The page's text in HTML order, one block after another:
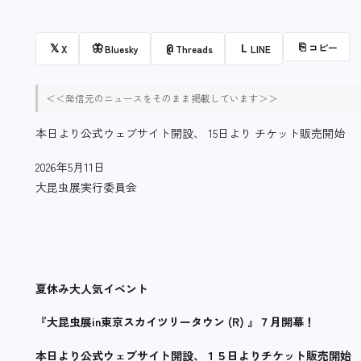
𝕏X 🦋Bluesky @ Threads L LINE ⎘ コピー
＜＜発信元のニュースをそのまま掲載しています＞＞
本日より公式ウェブサイト開設、 15日より チケット販売開始
2026年5月11日
大昆虫展実行委員会
夏休み大人気イベント
『大昆虫展in東京スカイツリータウン (R) 』７月開幕！
本日より公式ウェブサイト開設、１５日よりチケット販売開始